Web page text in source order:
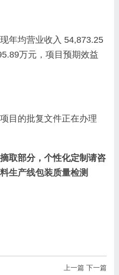
年均营业收入 54,873.25
万元，项目预期效益
目的批复文件正在办理
取部分，个性化定制请咨
生产线包装质量检测
上一篇 下一篇